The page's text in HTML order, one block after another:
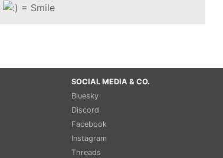
SOCIAL MEDIA & CO.
Bluesky
Discord
Facebook
Instagram
Threads